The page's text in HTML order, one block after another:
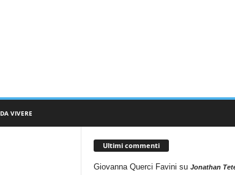
DA VIVERE
Ultimi commenti
Giovanna Querci Favini su Jonathan